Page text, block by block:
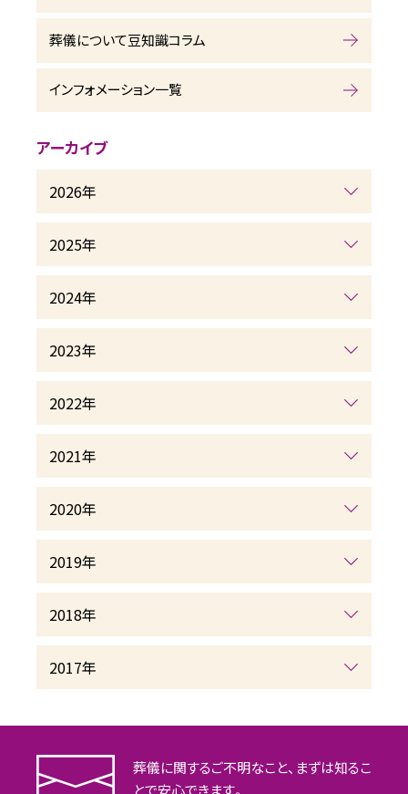
葬儀について豆知識コラム
インフォメーション一覧
アーカイブ
2026年
2025年
2024年
2023年
2022年
2021年
2020年
2019年
2018年
2017年
葬儀に関するご不明なこと、まずは知るこ
とで安心できます。